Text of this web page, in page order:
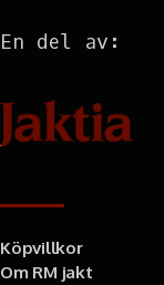
En del av:
Köpvillkor
Om RM jakt